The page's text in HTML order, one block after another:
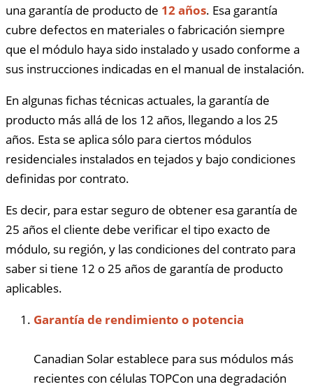
una garantía de producto de 12 años. Esa garantía
cubre defectos en materiales o fabricación siempre
que el módulo haya sido instalado y usado conforme a
sus instrucciones indicadas en el manual de instalación.
En algunas fichas técnicas actuales, la garantía de
producto más allá de los 12 años, llegando a los 25
años. Esta se aplica sólo para ciertos módulos
residenciales instalados en tejados y bajo condiciones
definidas por contrato.
Es decir, para estar seguro de obtener esa garantía de
25 años el cliente debe verificar el tipo exacto de
módulo, su región, y las condiciones del contrato para
saber si tiene 12 o 25 años de garantía de producto
aplicables.
Garantía de rendimiento o potencia
Canadian Solar establece para sus módulos más
recientes con células TOPCon una degradación